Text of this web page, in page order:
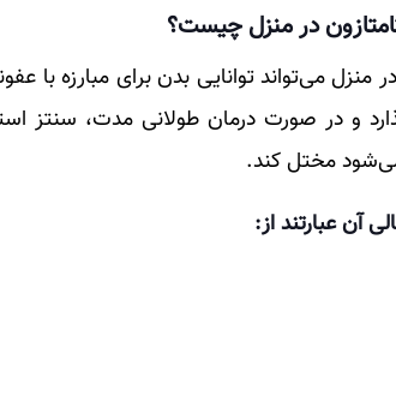
در منزل چیست؟
منزل می‌تواند توانایی بدن برای مبارزه با
و در صورت درمان طولانی مدت، سنتز
مختل کند.
آن عبارتند از: